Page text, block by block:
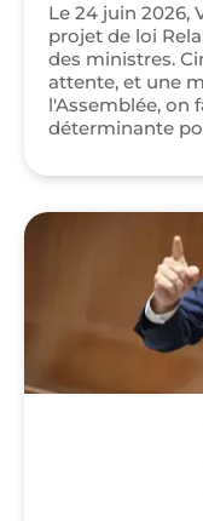
Le 24 juin 2026,
projet de loi
des ministres.
attente, et une
l'Assemblée, on
déterminante